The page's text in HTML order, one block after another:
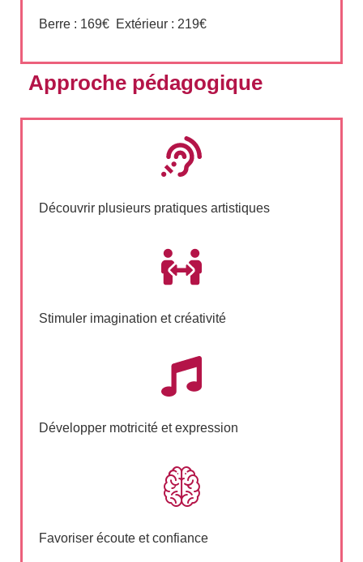
Berre : 169€ Extérieur : 219€
Approche pédagogique
Découvrir plusieurs pratiques artistiques
Stimuler imagination et créativité
Développer motricité et expression
Favoriser écoute et confiance